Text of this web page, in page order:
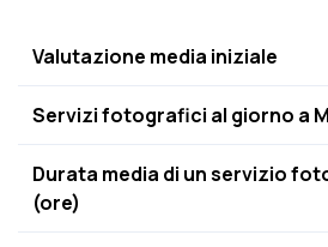
Valutazione media iniziale
Servizi fotografici al giorno a
Durata media di un servizio
(ore)